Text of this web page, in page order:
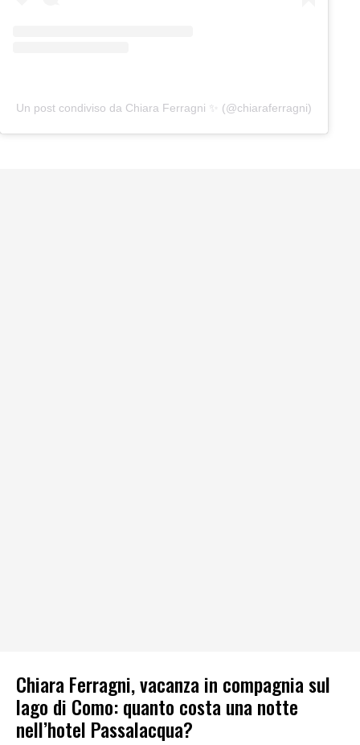
Un post condiviso da Chiara Ferragni ✨ (@chiaraferragni)
Chiara Ferragni, vacanza in compagnia sul
lago di Como: quanto costa una notte
nell’hotel Passalacqua?